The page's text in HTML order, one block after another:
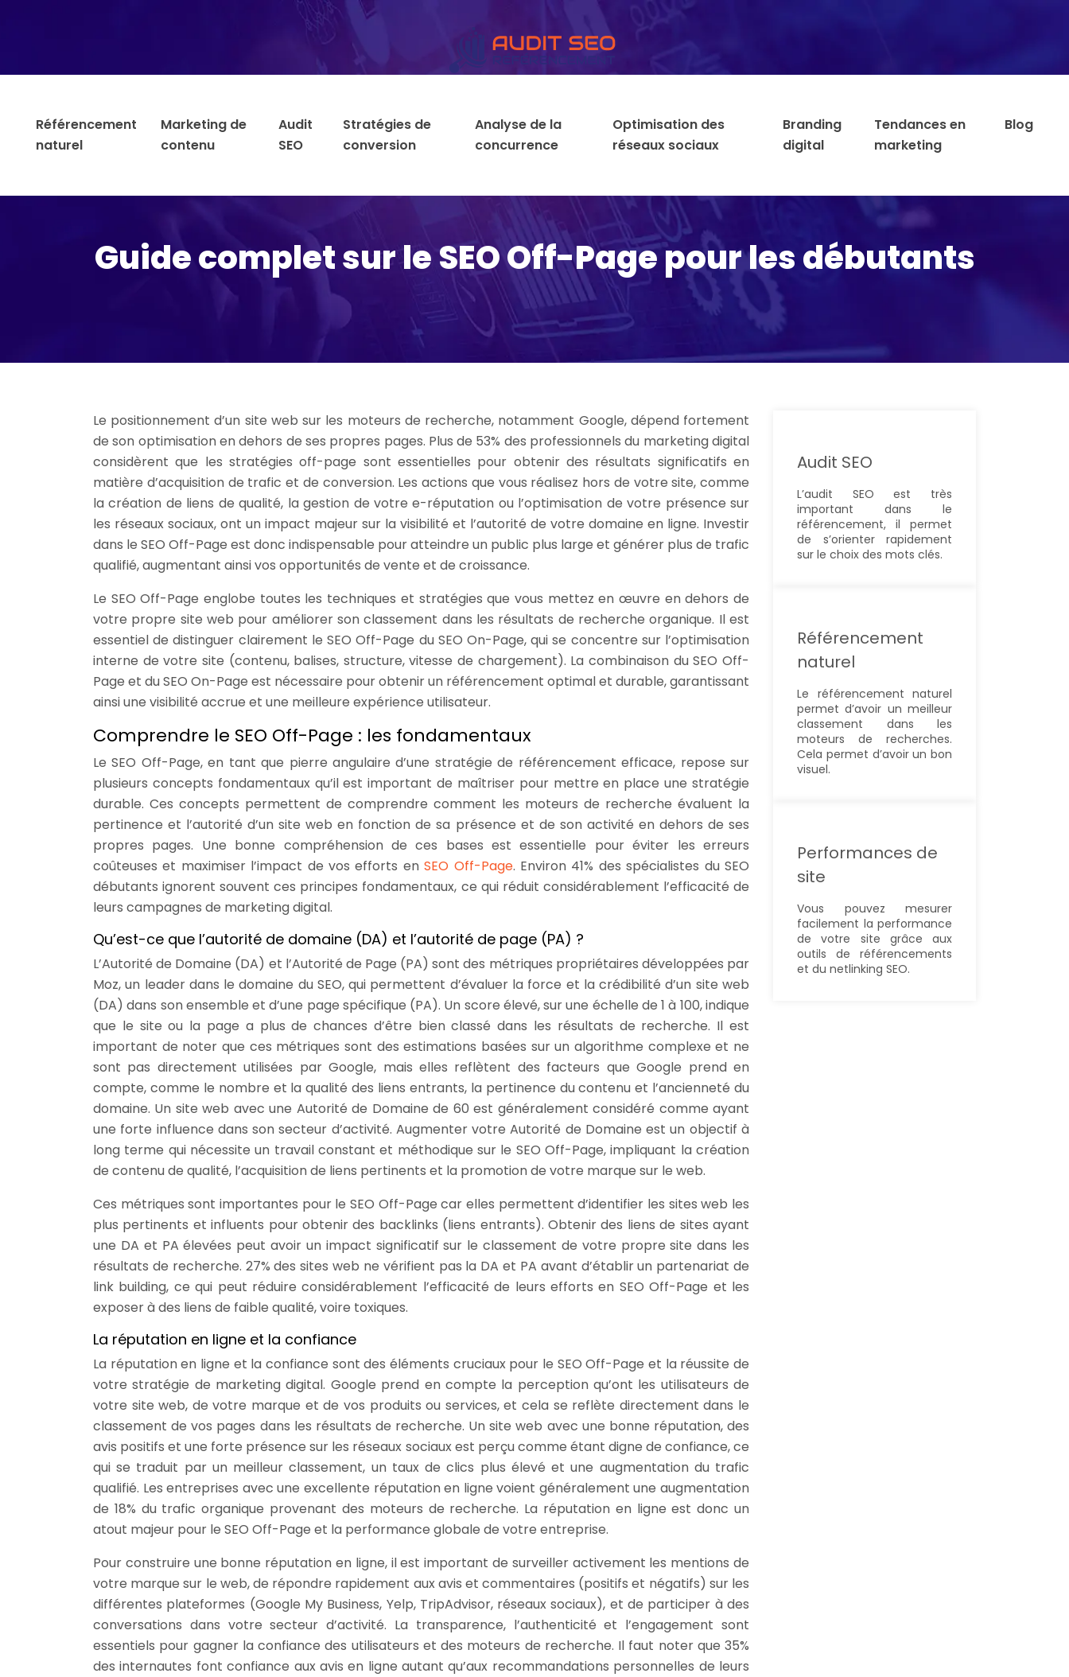
Référencement
naturel
Marketing de
contenu
Audit
SEO
Stratégies de
conversion
Analyse de la
concurrence
Optimisation des
réseaux sociaux
Branding
digital
Tendances en
marketing
Blog
Guide complet sur le SEO Off-Page pour les débutants
Le positionnement d’un site web sur les moteurs de recherche, notamment Google, dépend fortement
de son optimisation en dehors de ses propres pages. Plus de 53% des professionnels du marketing digital
considèrent que les stratégies off-page sont essentielles pour obtenir des résultats significatifs en
matière d’acquisition de trafic et de conversion. Les actions que vous réalisez hors de votre site, comme
la création de liens de qualité, la gestion de votre e-réputation ou l’optimisation de votre présence sur
les réseaux sociaux, ont un impact majeur sur la visibilité et l’autorité de votre domaine en ligne. Investir
dans le SEO Off-Page est donc indispensable pour atteindre un public plus large et générer plus de trafic
qualifié, augmentant ainsi vos opportunités de vente et de croissance.
Le SEO Off-Page englobe toutes les techniques et stratégies que vous mettez en œuvre en dehors de
votre propre site web pour améliorer son classement dans les résultats de recherche organique. Il est
essentiel de distinguer clairement le SEO Off-Page du SEO On-Page, qui se concentre sur l’optimisation
interne de votre site (contenu, balises, structure, vitesse de chargement). La combinaison du SEO Off-
Page et du SEO On-Page est nécessaire pour obtenir un référencement optimal et durable, garantissant
ainsi une visibilité accrue et une meilleure expérience utilisateur.
Comprendre le SEO Off-Page : les fondamentaux
Le SEO Off-Page, en tant que pierre angulaire d’une stratégie de référencement efficace, repose sur
plusieurs concepts fondamentaux qu’il est important de maîtriser pour mettre en place une stratégie
durable. Ces concepts permettent de comprendre comment les moteurs de recherche évaluent la
pertinence et l’autorité d’un site web en fonction de sa présence et de son activité en dehors de ses
propres pages. Une bonne compréhension de ces bases est essentielle pour éviter les erreurs
coûteuses et maximiser l’impact de vos efforts enSEO Off-Page. Environ 41% des spécialistes du SEO
débutants ignorent souvent ces principes fondamentaux, ce qui réduit considérablement l’efficacité de
leurs campagnes de marketing digital.
Qu’est-ce que l’autorité de domaine (DA) et l’autorité de page (PA) ?
L’Autorité de Domaine (DA) et l’Autorité de Page (PA) sont des métriques propriétaires développées par
Moz, un leader dans le domaine du SEO, qui permettent d’évaluer la force et la crédibilité d’un site web
(DA) dans son ensemble et d’une page spécifique (PA). Un score élevé, sur une échelle de 1 à 100, indique
que le site ou la page a plus de chances d’être bien classé dans les résultats de recherche. Il est
important de noter que ces métriques sont des estimations basées sur un algorithme complexe et ne
sont pas directement utilisées par Google, mais elles reflètent des facteurs que Google prend en
compte, comme le nombre et la qualité des liens entrants, la pertinence du contenu et l’ancienneté du
domaine. Un site web avec une Autorité de Domaine de 60 est généralement considéré comme ayant
une forte influence dans son secteur d’activité. Augmenter votre Autorité de Domaine est un objectif à
long terme qui nécessite un travail constant et méthodique sur le SEO Off-Page, impliquant la création
de contenu de qualité, l’acquisition de liens pertinents et la promotion de votre marque sur le web.
Ces métriques sont importantes pour le SEO Off-Page car elles permettent d’identifier les sites web les
plus pertinents et influents pour obtenir des backlinks (liens entrants). Obtenir des liens de sites ayant
une DA et PA élevées peut avoir un impact significatif sur le classement de votre propre site dans les
résultats de recherche. 27% des sites web ne vérifient pas la DA et PA avant d’établir un partenariat de
link building, ce qui peut réduire considérablement l’efficacité de leurs efforts en SEO Off-Page et les
exposer à des liens de faible qualité, voire toxiques.
La réputation en ligne et la confiance
La réputation en ligne et la confiance sont des éléments cruciaux pour le SEO Off-Page et la réussite de
votre stratégie de marketing digital. Google prend en compte la perception qu’ont les utilisateurs de
votre site web, de votre marque et de vos produits ou services, et cela se reflète directement dans le
classement de vos pages dans les résultats de recherche. Un site web avec une bonne réputation, des
avis positifs et une forte présence sur les réseaux sociaux est perçu comme étant digne de confiance, ce
qui se traduit par un meilleur classement, un taux de clics plus élevé et une augmentation du trafic
qualifié. Les entreprises avec une excellente réputation en ligne voient généralement une augmentation
de 18% du trafic organique provenant des moteurs de recherche. La réputation en ligne est donc un
atout majeur pour le SEO Off-Page et la performance globale de votre entreprise.
Pour construire une bonne réputation en ligne, il est important de surveiller activement les mentions de
votre marque sur le web, de répondre rapidement aux avis et commentaires (positifs et négatifs) sur les
différentes plateformes (Google My Business, Yelp, TripAdvisor, réseaux sociaux), et de participer à des
conversations dans votre secteur d’activité. La transparence, l’authenticité et l’engagement sont
essentiels pour gagner la confiance des utilisateurs et des moteurs de recherche. Il faut noter que 35%
des internautes font confiance aux avis en ligne autant qu’aux recommandations personnelles de leurs
Audit SEO
L’audit SEO est très
important dans le
référencement, il permet
de s’orienter rapidement
sur le choix des mots clés.
Référencement
naturel
Le référencement naturel
permet d’avoir un meilleur
classement dans les
moteurs de recherches.
Cela permet d’avoir un bon
visuel.
Performances de
site
Vous pouvez mesurer
facilement la performance
de votre site grâce aux
outils de référencements
et du netlinking SEO.